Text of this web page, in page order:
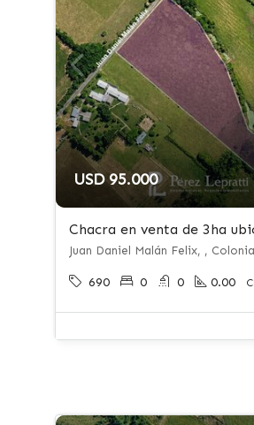
USD 95.000
Juan Daniel Malán Felix, ,
690 0 0 0.00